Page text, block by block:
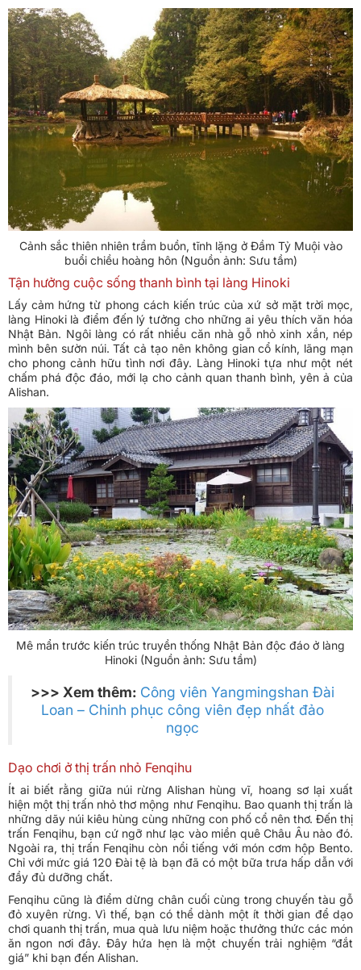
Cảnh sắc thiên nhiên trầm buồn, tĩnh lặng ở Đầm Tỷ Muội vào
buổi chiều hoàng hôn (Nguồn ảnh: Sưu tầm)
Tận hưởng cuộc sống thanh bình tại làng Hinoki
Lấy cảm hứng từ phong cách kiến trúc của xứ sở mặt trời mọc,
làng Hinoki là điểm đến lý tưởng cho những ai yêu thích văn hóa
Nhật Bản. Ngôi làng có rất nhiều căn nhà gỗ nhỏ xinh xắn, nép
mình bên sườn núi. Tất cả tạo nên không gian cổ kính, lãng mạn
cho phong cảnh hữu tình nơi đây. Làng Hinoki tựa như một nét
chấm phá độc đáo, mới lạ cho cảnh quan thanh bình, yên ả của
Alishan.
Mê mẩn trước kiến trúc truyền thống Nhật Bản độc đáo ở làng
Hinoki (Nguồn ảnh: Sưu tầm)
>>> Xem thêm: Công viên Yangmingshan Đài
Loan – Chinh phục công viên đẹp nhất đảo
ngọc
Dạo chơi ở thị trấn nhỏ Fenqihu
Ít ai biết rằng giữa núi rừng Alishan hùng vĩ, hoang sơ lại xuất
hiện một thị trấn nhỏ thơ mộng như Fenqihu. Bao quanh thị trấn là
những dãy núi kiêu hùng cùng những con phố cổ nên thơ. Đến thị
trấn Fenqihu, bạn cứ ngỡ như lạc vào miền quê Châu Âu nào đó.
Ngoài ra, thị trấn Fenqihu còn nổi tiếng với món cơm hộp Bento.
Chỉ với mức giá 120 Đài tệ là bạn đã có một bữa trưa hấp dẫn với
đầy đủ dưỡng chất.
Fenqihu cũng là điểm dừng chân cuối cùng trong chuyến tàu gỗ
đỏ xuyên rừng. Vì thế, bạn có thể dành một ít thời gian để dạo
chơi quanh thị trấn, mua quà lưu niệm hoặc thưởng thức các món
ăn ngon nơi đây. Đây hứa hẹn là một chuyến trải nghiệm “đắt
giá” khi bạn đến Alishan.